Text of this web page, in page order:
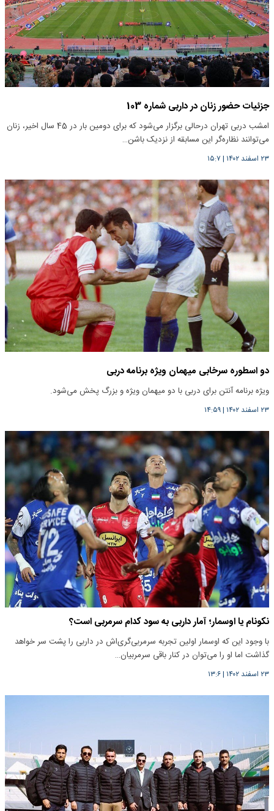
جزئیات حضور زنان در داربی شماره 103
امشب دربی تهران درحالی برگزار می‌شود که برای دومین بار در 45 سال اخیر، زنان
می‌توانند نظاره‌گر این مسابقه از نزدیک باشن…
۲۳ اسفند ۱۴۰۲ | ۱۵:۷
دو اسطوره سرخابی میهمان ویژه برنامه دربی
ویژه برنامه آنتن برای دربی با دو میهمان ویژه و بزرگ پخش می‌شود.
۲۳ اسفند ۱۴۰۲ |۱۴:۵۹
نکونام یا اوسمار؛ آمار داربی به سود کدام سرمربی است؟
با وجود این که اوسمار اولین تجربه سرمربی‌گری‌اش در داربی را پشت سر خواهد
گذاشت اما او را می‌توان در کنار باقی سرمربیان…
۲۳ اسفند ۱۴۰۲ |۱۳:۶